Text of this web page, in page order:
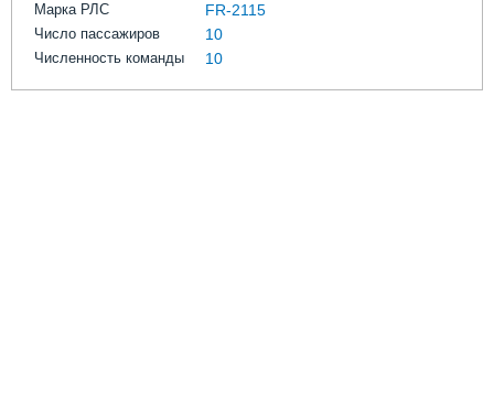
Марка РЛС FR-2115
Число пассажиров 10
Численность команды 10